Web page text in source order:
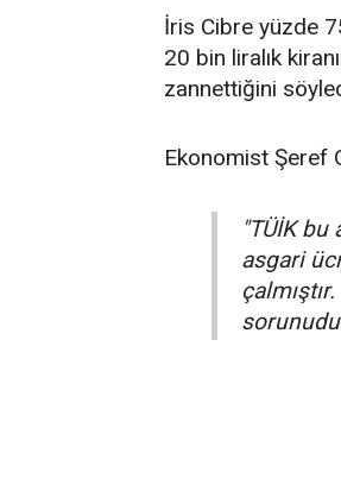
İris Cibre yüzde
20 bin liralık
zannettiğini
Ekonomist Şeref
"TÜİK bu
asgari